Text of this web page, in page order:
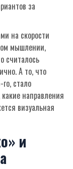
за
на скорости
мышлении,
считалось
А то, что
стало
направления
визуальная
и